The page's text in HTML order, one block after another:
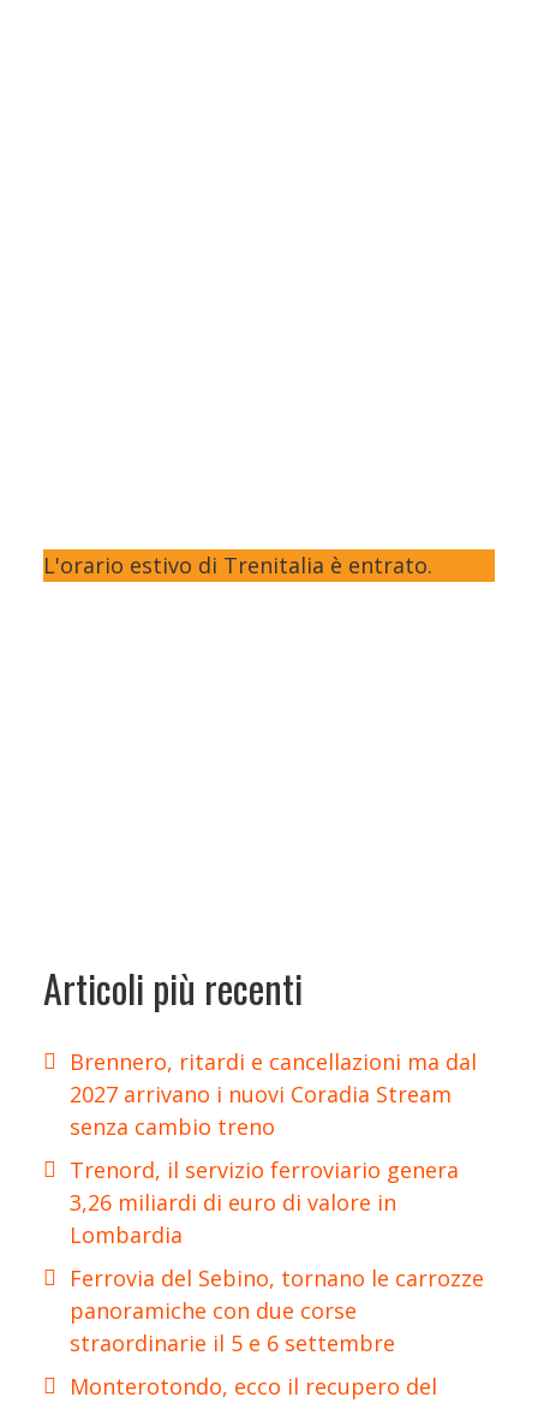
L'orario estivo di Trenitalia è entrato.
Articoli più recenti
Brennero, ritardi e cancellazioni ma dal
2027 arrivano i nuovi Coradia Stream
senza cambio treno
Trenord, il servizio ferroviario genera
3,26 miliardi di euro di valore in
Lombardia
Ferrovia del Sebino, tornano le carrozze
panoramiche con due corse
straordinarie il 5 e 6 settembre
Monterotondo, ecco il recupero del